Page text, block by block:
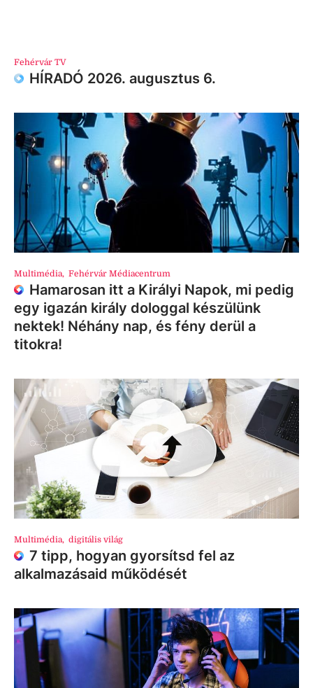
Fehérvár TV
HÍRADÓ 2026. augusztus 6.
Multimédia, Fehérvár Médiacentrum
Hamarosan itt a Királyi Napok, mi pedig
egy igazán király dologgal készülünk
nektek! Néhány nap, és fény derül a
titokra!
Multimédia, digitális világ
7 tipp, hogyan gyorsítsd fel az
alkalmazásaid működését